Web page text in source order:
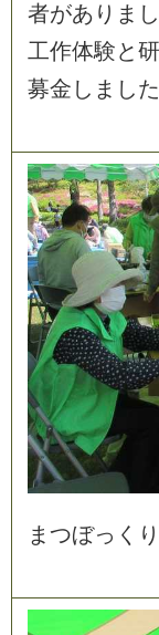
者があ り ま し
工作体験と研
募金 し ま した
ま つぼっ く り